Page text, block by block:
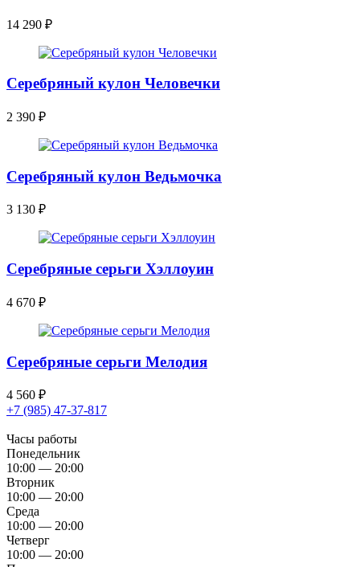
14 290 ₽
Серебряный кулон Человечки
2 390 ₽
Серебряный кулон Ведьмочка
3 130 ₽
Серебряные серьги Хэллоуин
4 670 ₽
Серебряные серьги Мелодия
4 560 ₽
+7 (985) 47-37-817
Часы работы
Понедельник
10:00 — 20:00
Вторник
10:00 — 20:00
Среда
10:00 — 20:00
Четверг
10:00 — 20:00